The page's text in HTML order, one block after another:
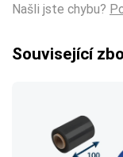
Našli jste chybu?
Související